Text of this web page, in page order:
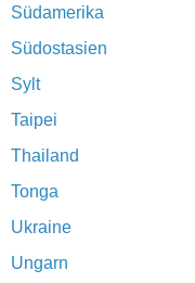
Südamerika
Südostasien
Sylt
Taipei
Thailand
Tonga
Ukraine
Ungarn